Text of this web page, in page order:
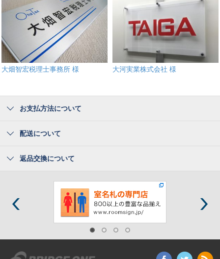
大畑智宏税理士事務所 様 大河実業株式会社 様
お支払方法について
配送について
返品交換について